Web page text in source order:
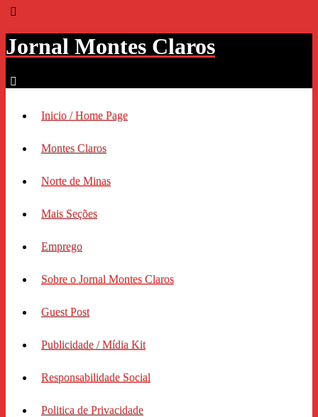
Jornal Montes Claros
Inicio / Home Page
Montes Claros
Norte de Minas
Mais Seções
Emprego
Sobre o Jornal Montes Claros
Guest Post
Publicidade / Mídia Kit
Responsabilidade Social
Politica de Privacidade